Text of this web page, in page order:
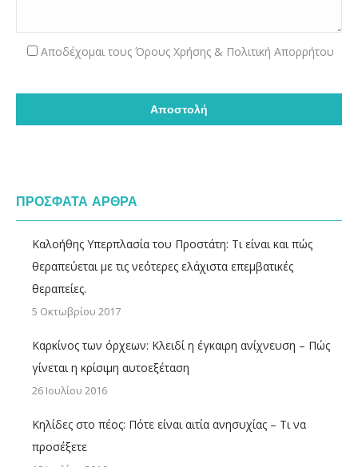
Aποδέχομαι τους Όρους Χρήσης & Πολιτική Απορρήτου
ΠΡΟΣΦΑΤΑ ΑΡΘΡΑ
Καλοήθης Υπερπλασία του Προστάτη: Τι είναι και πώς
θεραπεύεται με τις νεότερες ελάχιστα επεμβατικές
θεραπείες.
5 Οκτωβρίου 2017
Καρκίνος των όρχεων: Κλειδί η έγκαιρη ανίχνευση – Πώς
γίνεται η κρίσιμη αυτοεξέταση
26 Ιουλίου 2016
Κηλίδες στο πέος: Πότε είναι αιτία ανησυχίας – Τι να
προσέξετε